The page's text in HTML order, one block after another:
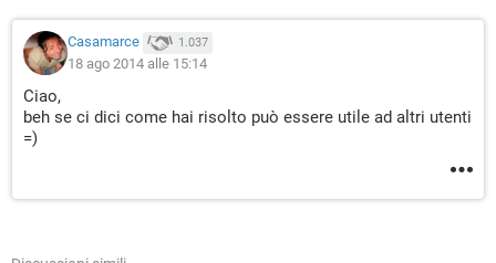
Casamarce 1.037
18 ago 2014 alle 15:14
Ciao,
beh se ci dici come hai risolto può essere utile ad altri utenti
=)